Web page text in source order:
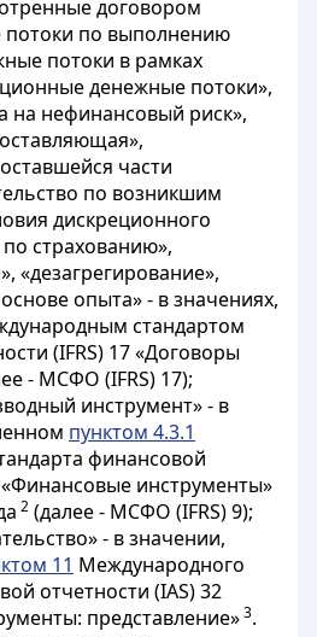
договором
потоки по выполнению
потоки в рамках
денежные потоки»,
на нефинансовый риск»,
части
по возникшим
дискреционного
страхованию»,
«дезагрегирование»,
опыта» - в значениях,
стандартом
(IFRS) 17 «Договоры
- МСФО (IFRS) 17);
инструмент» - в
пунктом 4.3.1
финансовой
«Финансовые инструменты»
2 (далее - МСФО (IFRS) 9);
- в значении,
11 Международного
отчетности (IAS) 32
представление»3.